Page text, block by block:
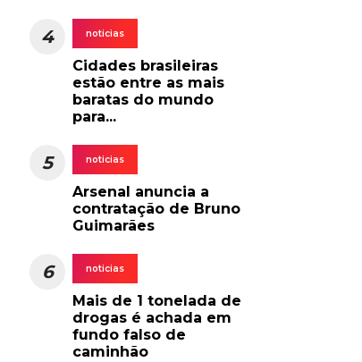
4 noticias
Cidades brasileiras
estão entre as mais
baratas do mundo
para...
5 noticias
Arsenal anuncia a
contratação de Bruno
Guimarães
6 noticias
Mais de 1 tonelada de
drogas é achada em
fundo falso de
caminhão